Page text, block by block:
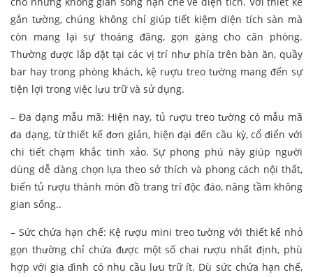
gắn tường, chúng không chỉ giúp tiết kiệm diện tích sàn mà
còn mang lại sự thoáng đãng, gọn gàng cho căn phòng.
Thường được lắp đặt tại các vị trí như phía trên bàn ăn, quầy
bar hay trong phòng khách, kệ rượu treo tường mang đến sự
tiện lợi trong việc lưu trữ và sử dụng.
– Đa dạng mẫu mã: Hiện nay, tủ rượu treo tường có mẫu mã
đa dạng, từ thiết kế đơn giản, hiện đại đến cầu kỳ, cổ điển với
chi tiết chạm khắc tinh xảo. Sự phong phú này giúp người
dùng dễ dàng chọn lựa theo sở thích và phong cách nội thất,
biến tủ rượu thành món đồ trang trí độc đáo, nâng tầm không
gian sống..
– Sức chứa hạn chế: Kệ rượu mini treo tường với thiết kế nhỏ
gọn thường chỉ chứa được một số chai rượu nhất định, phù
hợp với gia đình có nhu cầu lưu trữ ít. Dù sức chứa hạn chế,